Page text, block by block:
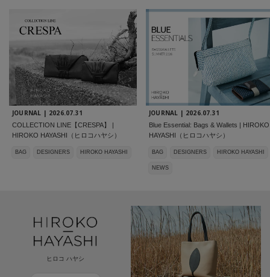
JOURNAL | 2026.07.31
COLLECTION LINE【CRESPA】 |
HIROKO HAYASHI（ヒロコハヤシ）
BAG DESIGNERS HIROKO HAYASHI
JOURNAL | 2026.07.31
Blue Essential: Bags & Wallets | HIROKO
HAYASHI（ヒロコハヤシ）
BAG DESIGNERS HIROKO HAYASHI
NEWS
ヒロコ ハヤシ